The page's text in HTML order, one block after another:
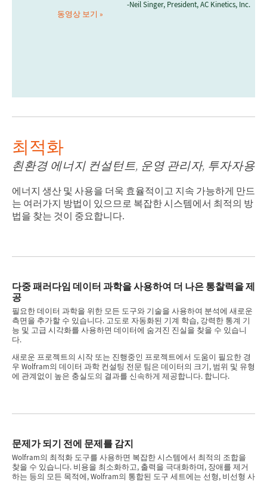
-Neil Singer, President, AC Kinetics, Inc.
동영상 보기
최적화
쵠환경 에너지 컨설턴트, 운영 관리자, 투자자용
에너지 생산 및 사용을 더욱 효율적이고 지속 가능하게 만드
는 여러가지 방법이 있으므로 복잡한 시스템에서 최적의 방
법을 찾는 것이 중요합니다.
다중 패러다임 데이터 과학을 사용하여 더 나은 통찰력을 제
공
필요한 데이터 과학을 위한 모든 도구와 기술을 사용하여 분석에 새로운
측면을 추가할 수 있습니다. 고도로 자동화된 기계 학습, 강력한 통계 기
능 및 고급 시각화를 사용하면 데이터에 숨겨진 진실을 찾을 수 있습니
다.
새로운 프로젝트의 시작 또는 진행중인 프로젝트에서 도움이 필요한 경
우 Wolfram의 데이터 과학 컨설팅 전문 팀은 데이터의 크기, 범위 및 유형
에 관계없이 높은 충실도의 결과를 신속하게 제공합니다. 합니다.
문제가 되기 전에 문제를 감지
Wolfram의 최적화 도구를 사용하면 복잡한 시스템에서 최적의 조합을
찾을 수 있습니다. 비용을 최소화하고, 출력을 극대화하며, 장애를 제거
하는 등의 모든 목적에, Wolfram의 통합된 도구 세트에는 선형, 비선형 사